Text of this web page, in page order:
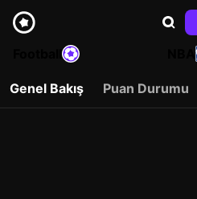
NBA
Genel Bakış Puan Durumu